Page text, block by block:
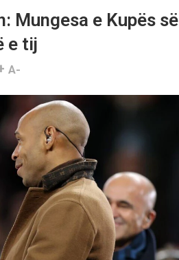
Mungesa e Kupës së
e tij
A-